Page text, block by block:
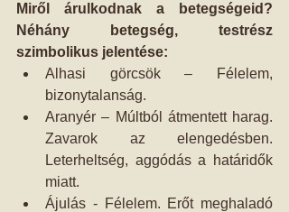
Miről árulkodnak a betegségeid?
Néhány betegség, testrész
szimbolikus jelentése:
Alhasi görcsök – Félelem,
bizonytalanság.
Aranyér – Múltból átmentett harag.
Zavarok az elengedésben.
Leterheltség, aggódás a határidők
miatt.
Ájulás - Félelem. Erőt meghaladó